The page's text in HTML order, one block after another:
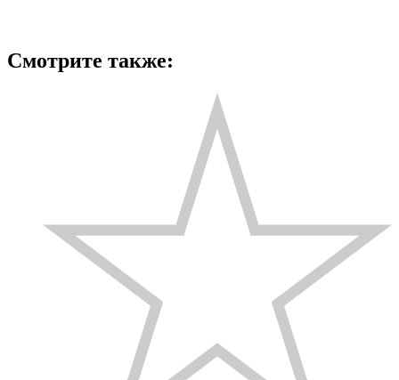
Смотрите также: